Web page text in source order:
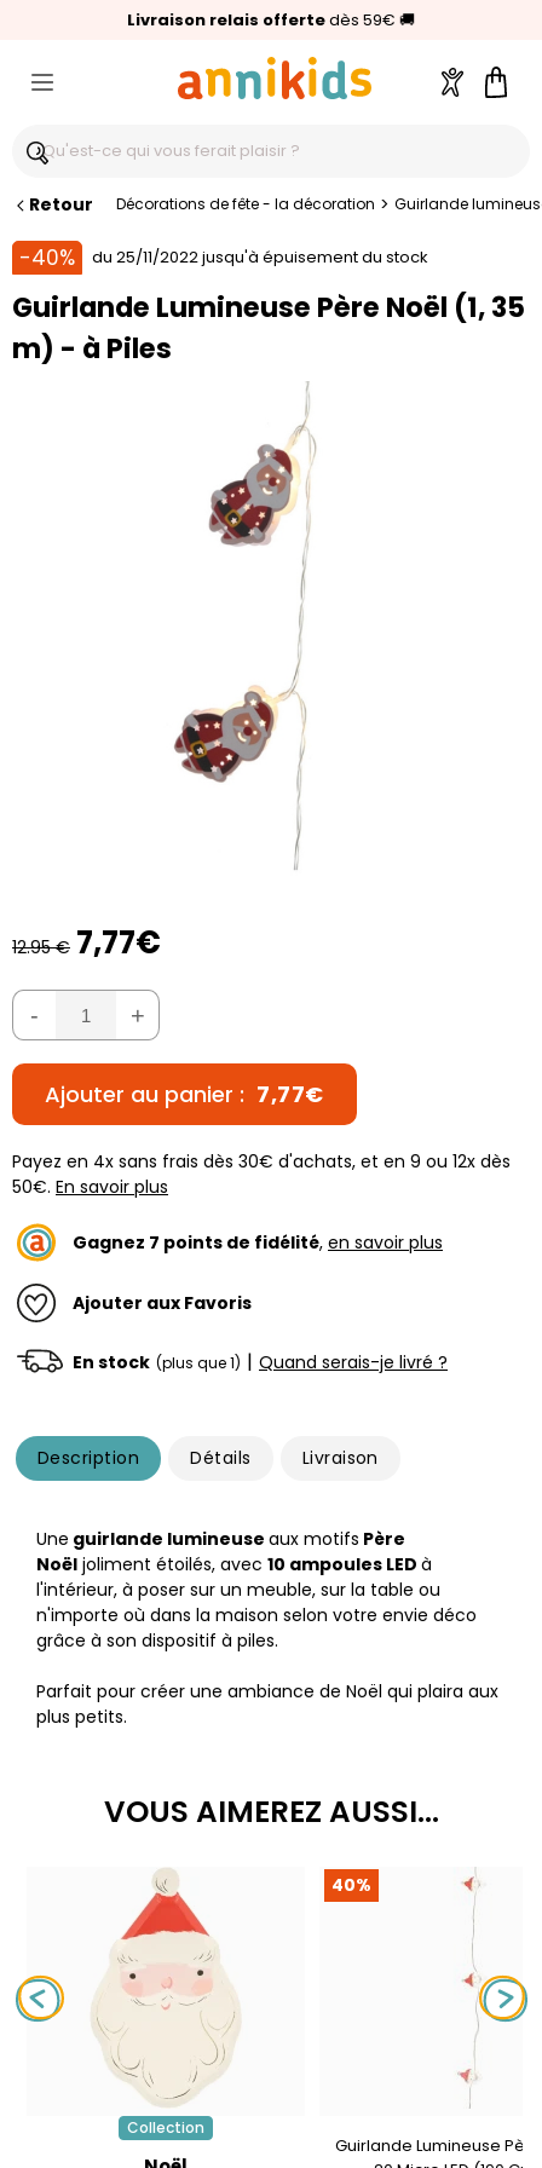
Livraison relais offertedès 59€ 🚚
🥇Palmarès Capital 2025 :Annikids N°1
⭐⭐⭐⭐⭐4,6/5(24 000 avis clients)
Compte
Retour Décorations de fête - la décoration > Guirlande
-40% du 25/11/2022 jusqu'à épuisement du stock
Guirlande Lumineuse Père Noël (1, 35
m) - à Piles
12.95 € 7,77€
- +
Ajouter au panier : 7,77€
Payez en 4x sans frais dès 30€ d'achats, et en 9 ou 12x dès
50€. En savoir plus
Gagnez 7 points de fidélité, en savoir plus
Ajouter aux Favoris
En stock (plus que 1) | Quand serais-je livré ?
Description Détails Livraison
Une guirlande lumineuse aux motifs Père
Noël joliment étoilés, avec 10 ampoules LED à
l'intérieur, à poser sur un meuble, sur la table ou
n'importe où dans la maison selon votre envie déco
grâce à son dispositif à piles.
Parfait pour créer une ambiance de Noël qui plaira aux
plus petits.
VOUS AIMEREZ AUSSI...
Collection
40%
Guirlande Lumineuse